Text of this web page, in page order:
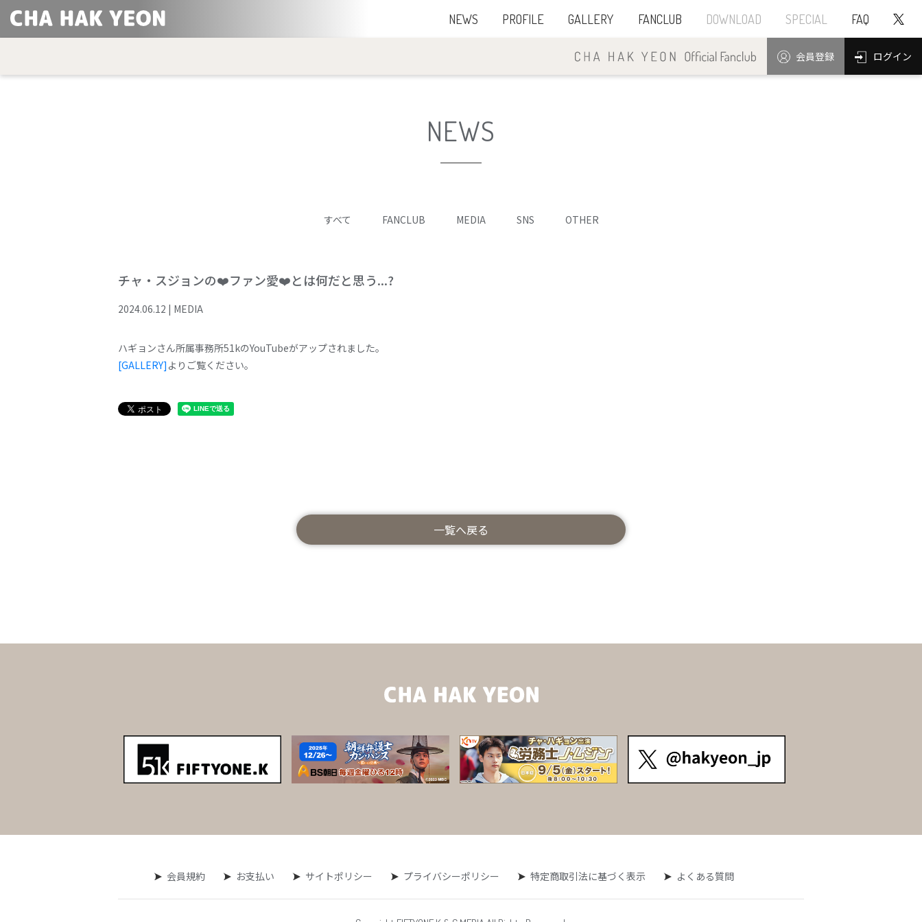
NEWS PROFILE GALLERY FANCLUB DOWNLOAD SPECIAL FAQ
会員登録 ログイン
NEWS
すべて FANCLUB MEDIA SNS OTHER
チャ・スジョンの❤️ファン愛❤️とは何だと思う...?
2024.06.12 | MEDIA
ハギョンさん所属事務所51kのYouTubeがアップされました。
[GALLERY] よりご覧ください。
一覧へ戻る
会員規約 お支払い サイトポリシー プライバシーポリシー 特定商取引法に基づく表示 よくある質問